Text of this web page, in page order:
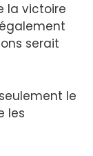
la victoire
serait
le
les